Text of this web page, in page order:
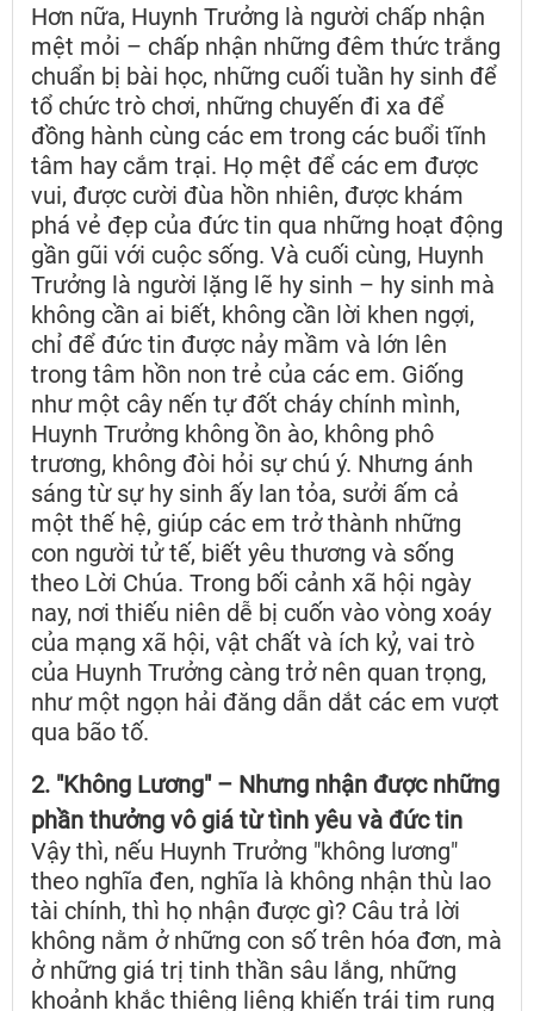
Hơn nữa, Huynh Trưởng là người chấp nhận
mệt mỏi – chấp nhận những đêm thức trắng
chuẩn bị bài học, những cuối tuần hy sinh để
tổ chức trò chơi, những chuyến đi xa để
đồng hành cùng các em trong các buổi tĩnh
tâm hay cắm trại. Họ mệt để các em được
vui, được cười đùa hồn nhiên, được khám
phá vẻ đẹp của đức tin qua những hoạt động
gần gũi với cuộc sống. Và cuối cùng, Huynh
Trưởng là người lặng lẽ hy sinh – hy sinh mà
không cần ai biết, không cần lời khen ngợi,
chỉ để đức tin được nảy mầm và lớn lên
trong tâm hồn non trẻ của các em. Giống
như một cây nến tự đốt cháy chính mình,
Huynh Trưởng không ồn ào, không phô
trương, không đòi hỏi sự chú ý. Nhưng ánh
sáng từ sự hy sinh ấy lan tỏa, sưởi ấm cả
một thế hệ, giúp các em trở thành những
con người tử tế, biết yêu thương và sống
theo Lời Chúa. Trong bối cảnh xã hội ngày
nay, nơi thiếu niên dễ bị cuốn vào vòng xoáy
của mạng xã hội, vật chất và ích kỷ, vai trò
của Huynh Trưởng càng trở nên quan trọng,
như một ngọn hải đăng dẫn dắt các em vượt
qua bão tố.
2. "Không Lương" – Nhưng nhận được những
phần thưởng vô giá từ tình yêu và đức tin
Vậy thì, nếu Huynh Trưởng "không lương"
theo nghĩa đen, nghĩa là không nhận thù lao
tài chính, thì họ nhận được gì? Câu trả lời
không nằm ở những con số trên hóa đơn, mà
ở những giá trị tinh thần sâu lắng, những
khoảnh khắc thiêng liêng khiến trái tim rung